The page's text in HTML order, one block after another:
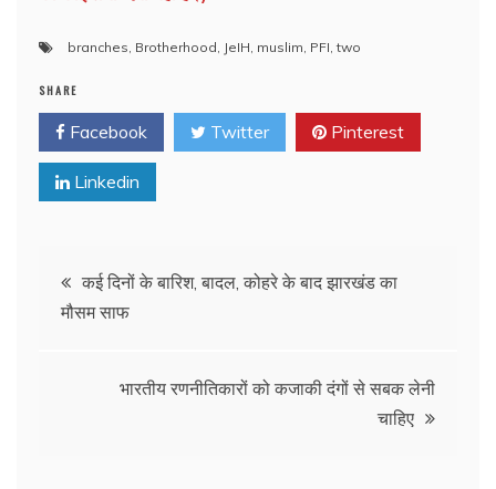
branches Brotherhood JeIH muslim PFI ,two
SHARE
Facebook Twitter Pinterest
Linkedin
Post
navigation
कई दिनों के बारिश, बादल, कोहरे के बाद झारखंड का
मौसम साफ
भारतीय रणनीतिकारों को कजाकी दंगों से सबक लेनी
चाहिए